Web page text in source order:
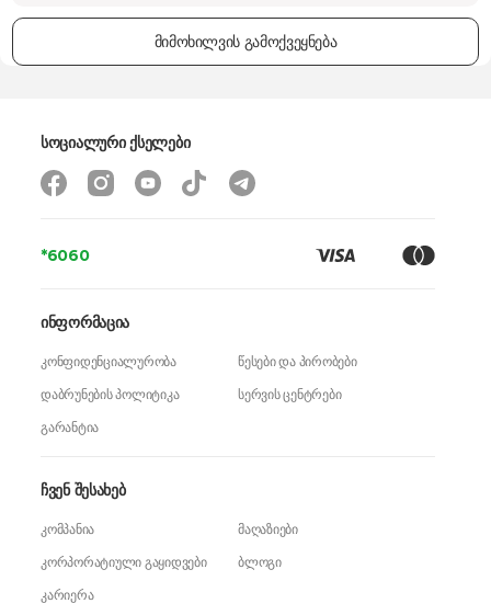
მიმოხილვის გამოქვეყნება
*6060
ჩვენ შესახებ
კომპანია
მაღაზიები
კორპორატიული გაყიდვები
ბლოგი
კარიერა
ინფორმაცია
კონფიდენციალურობა
წესები და პირობები
დაბრუნების პოლიტიკა
სერვის ცენტრები
გარანტია
სოციალური ქსელები